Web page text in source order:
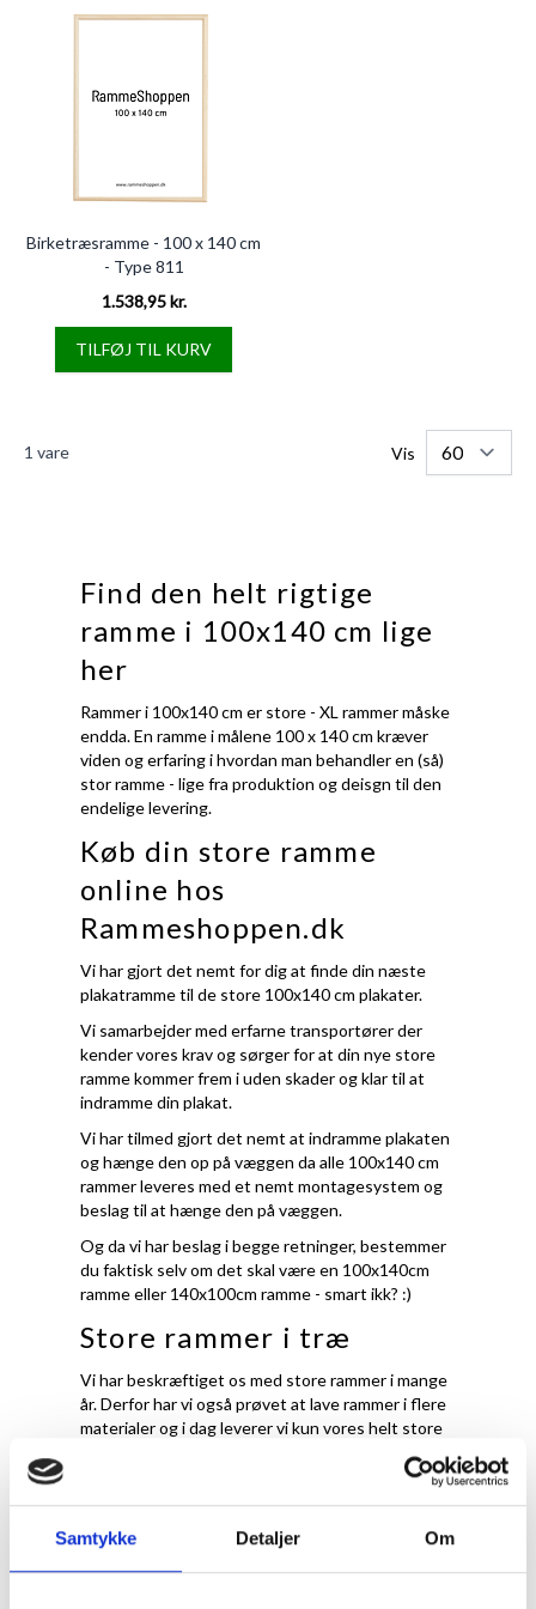
Samtykke Detaljer Om
Birketræsramme - 100 x 140 cm
- Type 811
1.538,95 kr.
TILFØJ TIL KURV
1 vare Vis
Find den helt rigtige
ramme i 100x140 cm lige
her
Rammer i 100x140 cm er store - XL rammer måske
endda. En ramme i målene 100 x 140 cm kræver
viden og erfaring i hvordan man behandler en (så)
stor ramme - lige fra produktion og deisgn til den
endelige levering.
Køb din store ramme
online hos
Rammeshoppen.dk
Vi har gjort det nemt for dig at finde din næste
plakatramme til de store 100x140 cm plakater.
Vi samarbejder med erfarne transportører der
kender vores krav og sørger for at din nye store
ramme kommer frem i uden skader og klar til at
indramme din plakat.
Vi har tilmed gjort det nemt at indramme plakaten
og hænge den op på væggen da alle 100x140 cm
rammer leveres med et nemt montagesystem og
beslag til at hænge den på væggen.
Og da vi har beslag i begge retninger, bestemmer
du faktisk selv om det skal være en 100x140cm
ramme eller 140x100cm ramme - smart ikk? :)
Store rammer i træ
Vi har beskræftiget os med store rammer i mange
år. Derfor har vi også prøvet at lave rammer i flere
materialer og i dag leverer vi kun vores helt store
rammer i træ og i en profil der kan holde til det.
Derfor er vores store ramme lavet i en lidt bredere
profil end vores mindre rammer. Det skyldes både
at en smal profil til en stor 100x140 cm ramme